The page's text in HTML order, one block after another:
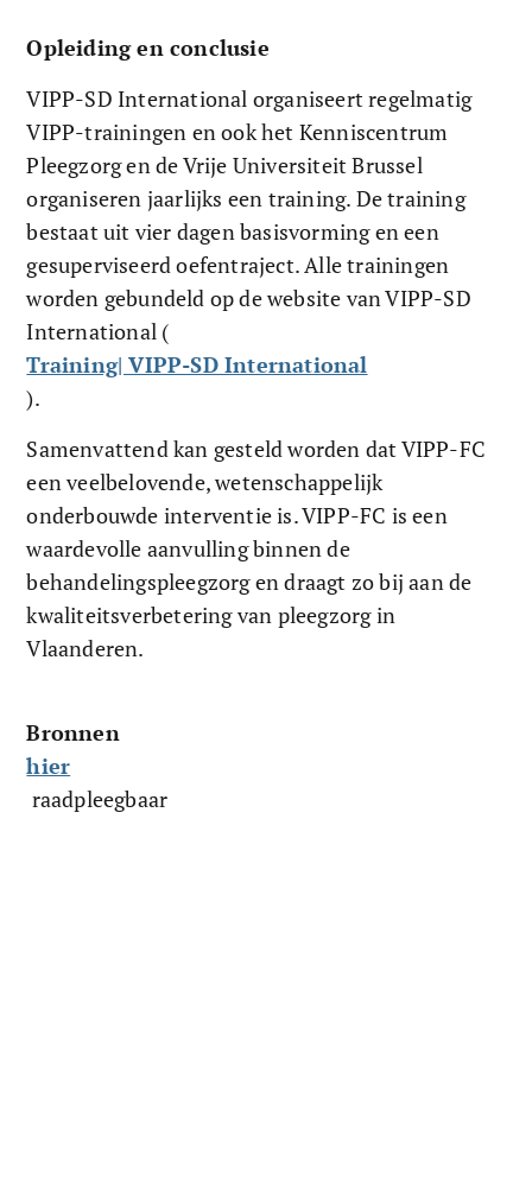
Opleiding en conclusie
VIPP-SD International organiseert regelmatig
VIPP-trainingen en ook het Kenniscentrum
Pleegzorg en de Vrije Universiteit Brussel
organiseren jaarlijks een training. De training
bestaat uit vier dagen basisvorming en een
gesuperviseerd oefentraject. Alle trainingen
worden gebundeld op de website van VIPP-SD
International (
Training| VIPP-SD International
).
Samenvattend kan gesteld worden dat VIPP-FC
een veelbelovende, wetenschappelijk
onderbouwde interventie is. VIPP-FC is een
waardevolle aanvulling binnen de
behandelingspleegzorg en draagt zo bij aan de
kwaliteitsverbetering van pleegzorg in
Vlaanderen.
Bronnen
hier
raadpleegbaar